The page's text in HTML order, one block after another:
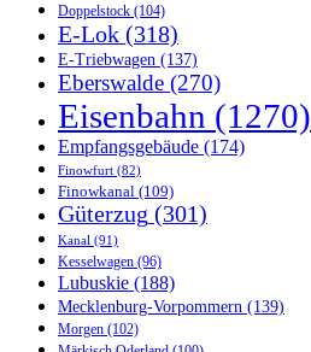
Doppelstock (104)
E-Lok (318)
E-Triebwagen (137)
Eberswalde (270)
Eisenbahn (1270)
Empfangsgebäude (174)
Finowfurt (82)
Finowkanal (109)
Güterzug (301)
Kanal (91)
Kesselwagen (96)
Lubuskie (188)
Mecklenburg-Vorpommern (139)
Morgen (102)